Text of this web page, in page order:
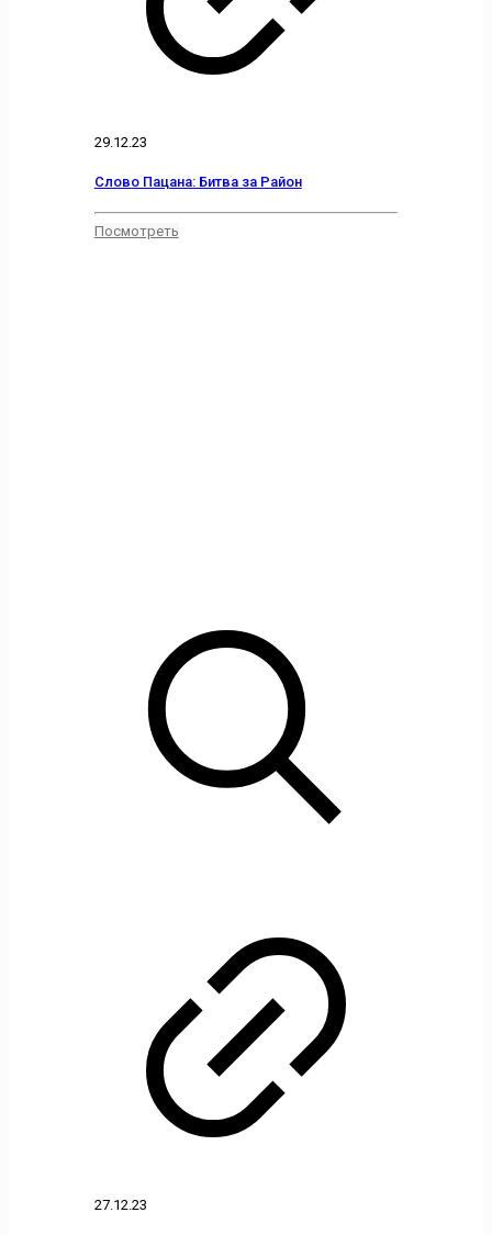
29.12.23
Слово Пацана: Битва за Район
Посмотреть
27.12.23